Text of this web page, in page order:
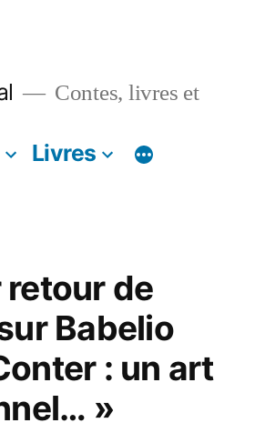
Contes, livres et
Livres
retour de
Babelio
: un art
»